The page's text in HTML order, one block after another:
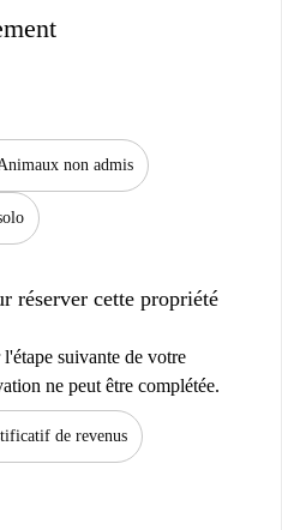
non admis
réserver cette propriété
suivante de votre
ne peut être complétée.
de revenus